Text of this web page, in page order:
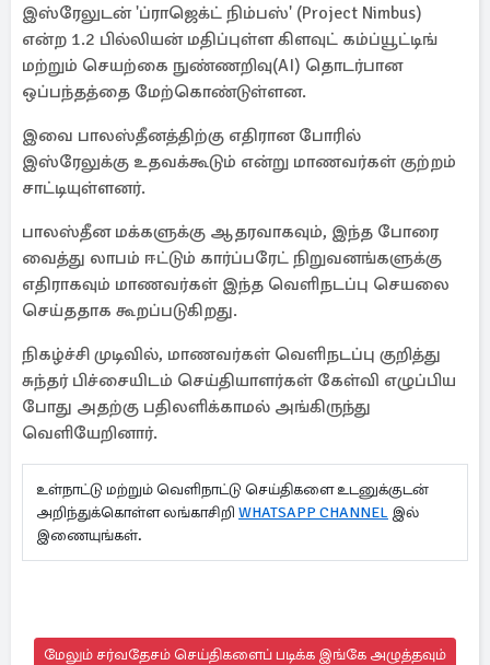
இஸ்ரேலுடன் 'ப்ராஜெக்ட் நிம்பஸ்' (Project Nimbus)
என்ற 1.2 பில்லியன் மதிப்புள்ள கிளவுட் கம்ப்யூட்டிங்
மற்றும் செயற்கை நுண்ணறிவு(AI) தொடர்பான
ஒப்பந்தத்தை மேற்கொண்டுள்ளன.
இவை பாலஸ்தீனத்திற்கு எதிரான போரில்
இஸ்ரேலுக்கு உதவக்கூடும் என்று மாணவர்கள் குற்றம்
சாட்டியுள்ளனர்.
பாலஸ்தீன மக்களுக்கு ஆதரவாகவும், இந்த போரை
வைத்து லாபம் ஈட்டும் கார்ப்பரேட் நிறுவனங்களுக்கு
எதிராகவும் மாணவர்கள் இந்த வெளிநடப்பு செயலை
செய்ததாக கூறப்படுகிறது.
நிகழ்ச்சி முடிவில், மாணவர்கள் வெளிநடப்பு குறித்து
சுந்தர் பிச்சையிடம் செய்தியாளர்கள் கேள்வி எழுப்பிய
போது அதற்கு பதிலளிக்காமல் அங்கிருந்து
வெளியேறினார்.
உள்நாட்டு மற்றும் வெளிநாட்டு செய்திகளை உடனுக்குடன்
அறிந்துக்கொள்ள லங்காசிறி WHATSAPP CHANNEL இல்
இணையுங்கள்.
மேலும் சர்வதேசம் செய்திகளைப் படிக்க இங்கே அழுத்தவும்